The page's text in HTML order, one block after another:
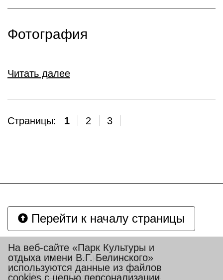
Фотография
Читать далее
Страницы: 1 2 3
Перейти к началу страницы
Адрес: Пенза ул. К. Маркса, 1
E-mail: priemnaya_parka@mail.ru
На веб-сайте «Парк Культуры и
отдыха имени В.Г. Белинского»
используются данные из файлов
cookies с целью персонализации